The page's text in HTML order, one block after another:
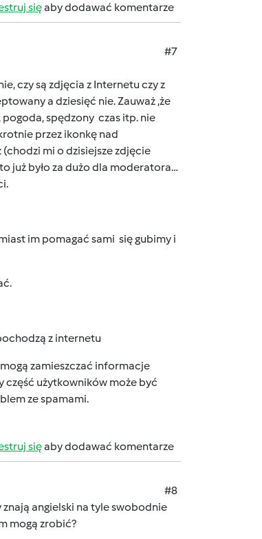
sięaby dodawać komentarze
#7
czy są zdjęcia z Internetu czy z
a dziesięć nie. Zauważ ,że
pogoda, spędzony czas itp. nie
przez ikonkę nad
(chodzi mi o dzisiejsze zdjęcie
już było za dużo dla moderatora…
im pomagać sami się gubimy i
z internetu
zamieszczać informacje
część użytkowników może być
ze spamami.
sięaby dodawać komentarze
#8
angielski na tyle swobodnie
mogą zrobić?